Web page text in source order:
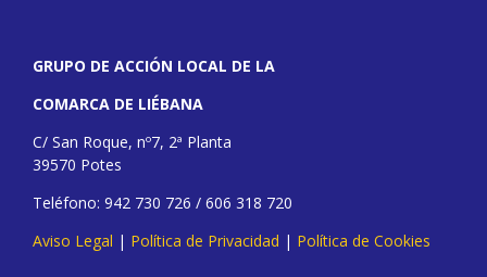
GRUPO DE ACCIÓN LOCAL DE LA
COMARCA DE LIÉBANA
C/ San Roque, nº7, 2ª Planta
39570 Potes
Teléfono: 942 730 726 / 606 318 720
Aviso Legal | Política de Privacidad | Política de Cookies